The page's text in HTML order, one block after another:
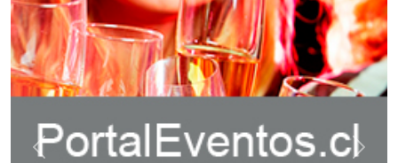
Previous Next